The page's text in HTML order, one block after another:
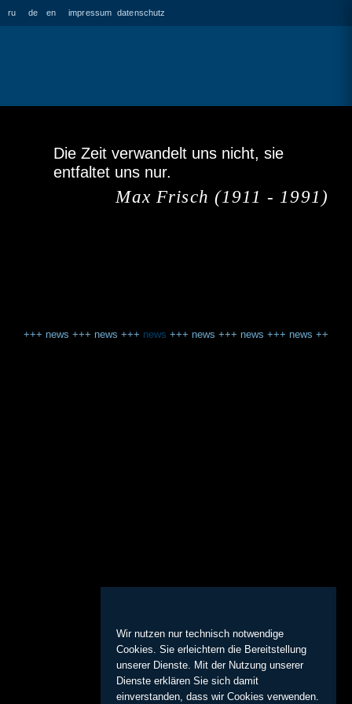
ru de en impressum datenschutz
Die Zeit verwandelt uns nicht, sie
entfaltet uns nur.
Max Frisch (1911 - 1991)
+++ news +++ news +++ news +++ news +++ news +++ news +++
Wir nutzen nur technisch notwendige
Cookies. Sie erleichtern die Bereitstellung
unserer Dienste. Mit der Nutzung unserer
Dienste erklären Sie sich damit
einverstanden, dass wir Cookies verwenden.